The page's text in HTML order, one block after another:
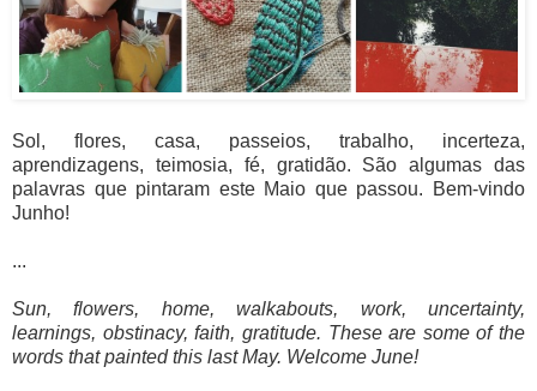
Sol, flores, casa, passeios, trabalho, incerteza,
aprendizagens, teimosia, fé, gratidão. São algumas das
palavras que pintaram este Maio que passou. Bem-vindo
Junho!
...
Sun, flowers, home, walkabouts, work, uncertainty,
learnings, obstinacy, faith, gratitude. These are some of the
words that painted this last May. Welcome June!